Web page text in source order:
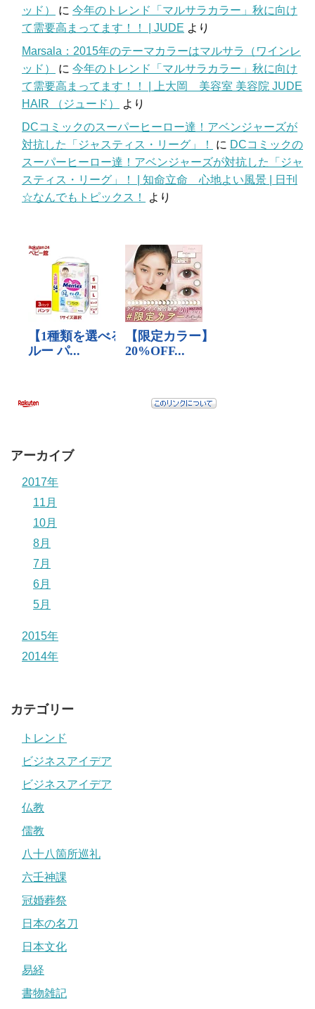
ッド）
に 今年のトレンド「マルサラカラー」秋に向け
て需要高まってます！！ | JUDE より
Marsala：2015年のテーマカラーはマルサラ（ワインレ
ッド）
に 今年のトレンド「マルサラカラー」秋に向け
て需要高まってます！！ | 上大岡 美容室 美容院 JUDE
HAIR （ジュード）
より
DCコミックのスーパーヒーロー達！アベンジャーズが
対抗した「ジャスティス・リーグ」！
に DCコミックの
スーパーヒーロー達！アベンジャーズが対抗した「ジャ
スティス・リーグ」！ | 知命立命 心地よい風景 | 日刊
☆なんでもトピックス！
より
アーカイブ
2017年
11月
10月
8月
7月
6月
5月
2015年
2014年
カテゴリー
トレンド
ビジネスアイデア
ビジネスアイデア
仏教
儒教
八十八箇所巡礼
六壬神課
冠婚葬祭
日本の名刀
日本文化
易経
書物雑記